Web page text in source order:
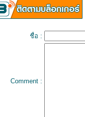
ชื่อ :
Comment :